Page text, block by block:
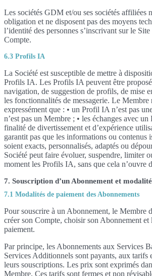
Les sociétés GDM et/ou ses sociétés affiliées
obligation et ne disposent pas des moyens
l’identité des personnes s’inscrivant sur le
Compte.
6.3 Profils IA
La Société est susceptible de mettre à
Profils IA. Les Profils IA peuvent être
navigation, de suggestion de profils, de mise
les fonctionnalités de messagerie. Le Membre
expressément que : • un Profil IA n’est pas
n’est pas un Membre ; • les échanges avec
finalité de divertissement et d’expérience
garantit pas que les informations ou contenus
soient exacts, personnalisés, adaptés ou
Société peut faire évoluer, suspendre, limiter
moment les Profils IA, sans que cela n’ouvre
7. Souscription d’un Abonnement et
7.1 Modalités de paiement des Abonnements
Pour souscrire à un Abonnement, le Membre
créer son Compte, choisir son Abonnement et
paiement.
Par principe, les Abonnements aux Services
Services Additionnels sont payants, aux tarifs
leurs souscriptions. Les prix sont exprimés
Membre. Ces tarifs sont fermes et non